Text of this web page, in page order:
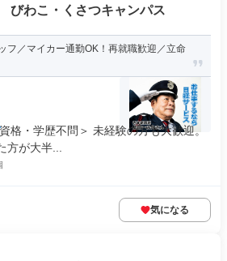
わこ・くさつキャンパス
フ／マイカー通勤OK！再就職歓迎／立命
格・学歴不問＞ 未経験の方も大歓迎。
が大半...
気になる